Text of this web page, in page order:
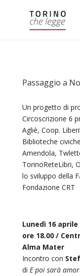
Passaggio a
Un progetto di
Circoscrizione 6
Agliè, Coop.
Biblioteche
Amendola,
TorinoReteLibri,
lo sviluppo della
Fondazione CRT
Lunedì 16 aprile
ore 18.00 /
Alma Mater
Incontro con
di E poi sarà